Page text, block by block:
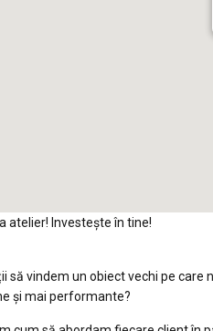
atelier! Investește în tine!
să vindem un obiect vechi pe care
și mai performante?